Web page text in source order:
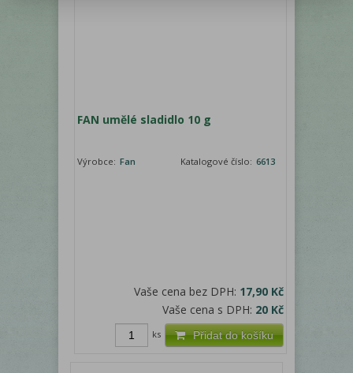
FAN umělé sladidlo 10 g
Výrobce: Fan Katalogové číslo: 6613
Vaše cena bez DPH: 17,90 Kč
Vaše cena s DPH: 20 Kč
Přidat do košíku
ks